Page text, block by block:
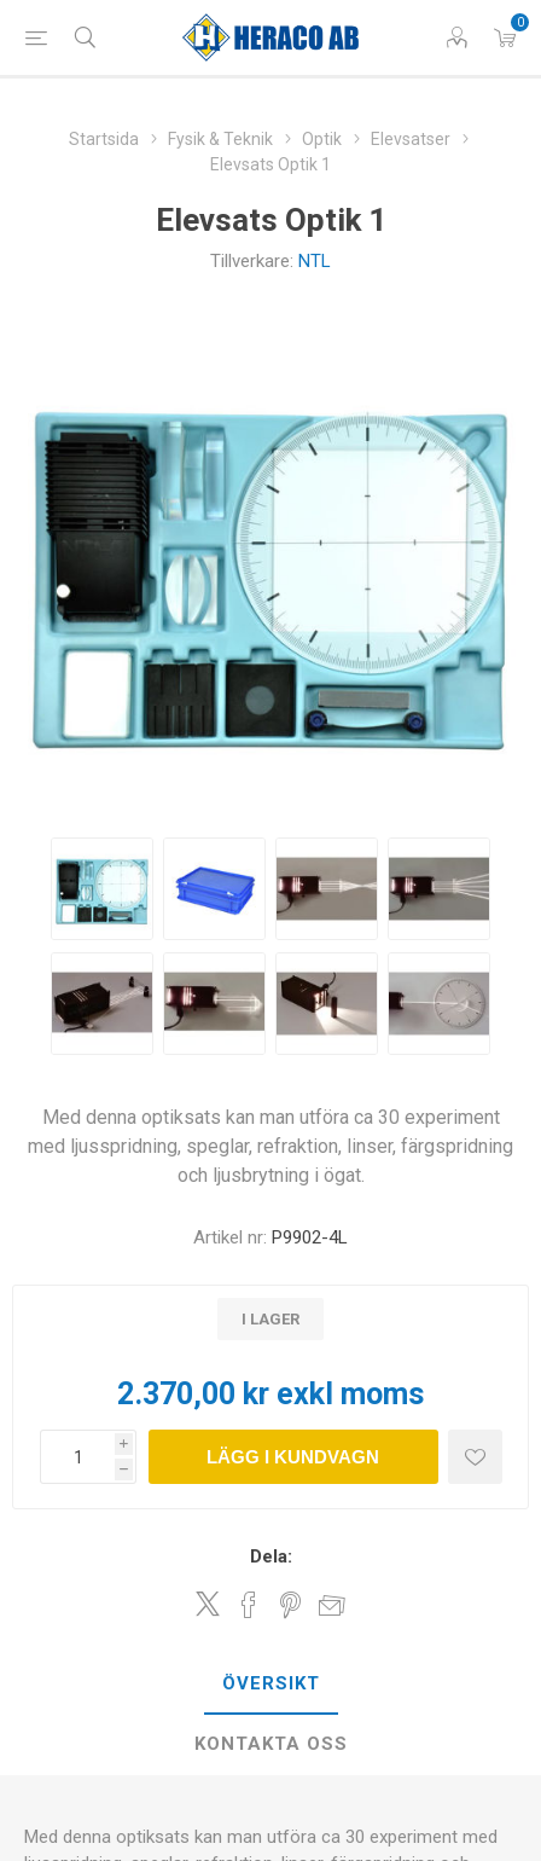
0
Startsida Fysik & Teknik Optik
Elevsatser
Elevsats Optik 1
Elevsats Optik 1
Tillverkare: NTL
Med denna optiksats kan man utföra ca 30 experiment
med ljusspridning, speglar, refraktion, linser, färgspridning
och ljusbrytning i ögat.
Artikel nr: P9902-4L
I LAGER
2.370,00 kr exkl moms
i
h
LÄGG I KUNDVAGN
Dela:
ÖVERSIKT
KONTAKTA OSS
Med denna optiksats kan man utföra ca 30 experiment med